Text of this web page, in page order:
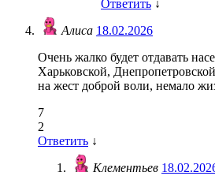
Ответить ↓
Алиса 18.02.2026
Очень жалко будет отдавать
Харьковской,
на жест доброй воли, немало
7
2
Ответить ↓
Клементьев